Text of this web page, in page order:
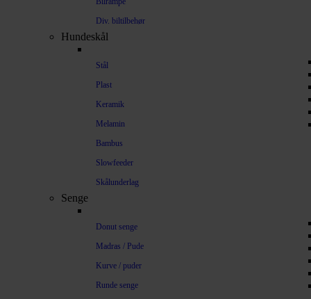
Div. biltilbehør
Hundeskål
Stål
Plast
Keramik
Melamin
Bambus
Slowfeeder
Skålunderlag
Senge
Donut senge
Madras / Pude
Kurve / puder
Runde senge